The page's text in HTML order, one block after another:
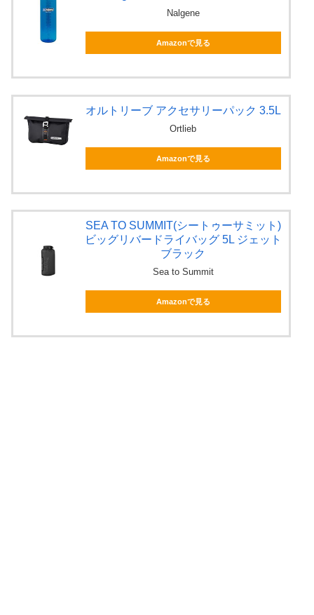
Nalgene
Amazonで見る
オルトリーブ アクセサリーパック 3.5L
Ortlieb
Amazonで見る
SEA TO SUMMIT(シートゥーサミット)
ビッグリバードライバッグ 5L ジェット
ブラック
Sea to Summit
Amazonで見る